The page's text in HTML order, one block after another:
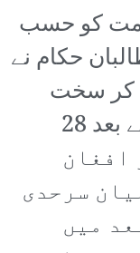
کو حسب
حکام نے
کر سخت
احتجاج ریکارڈ کروایا۔ اس کے بعد 28
افغان
سرحدی
میں